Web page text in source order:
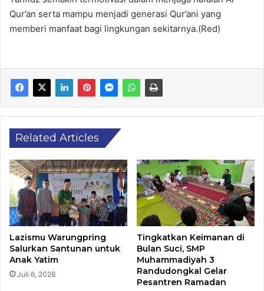
Qur’an serta mampu menjadi generasi Qur’ani yang
memberi manfaat bagi lingkungan sekitarnya.(Red)
Related Articles
Lazismu Warungpring
Salurkan Santunan untuk
Anak Yatim
Juli 6, 2026
Tingkatkan Keimanan di
Bulan Suci, SMP
Muhammadiyah 3
Randudongkal Gelar
Pesantren Ramadan